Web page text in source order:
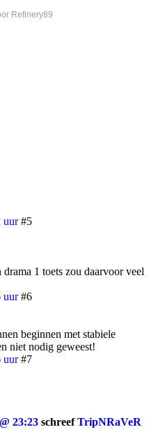
Refinery89
uur #5
1 toets zou daarvoor veel
uur #6
beginnen met stabiele
niet nodig geweest!
uur #7
23:23 schreefTripNRaVeR